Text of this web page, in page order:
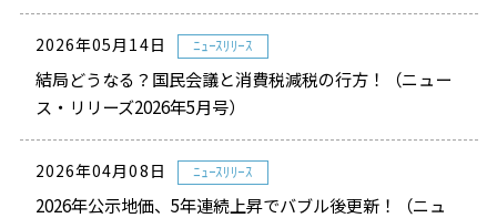
2026年05月14日 ﾆｭｰｽﾘﾘｰｽ
結局どうなる？国民会議と消費税減税の行方！（ニュー
ス・リリーズ2026年5月号）
2026年04月08日 ﾆｭｰｽﾘﾘｰｽ
2026年公示地価、5年連続上昇でバブル後更新！（ニュ